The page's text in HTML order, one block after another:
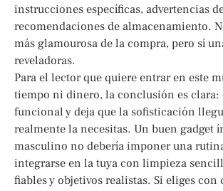
instrucciones específicas, advertencias
recomendaciones de almacenamiento.
más glamourosa de la compra, pero sí
reveladoras.
Para el lector que quiere entrar en este
tiempo ni dinero, la conclusión es clara:
funcional y deja que la sofisticación
realmente la necesitas. Un buen gadget
masculino no debería imponer una
integrarse en la tuya con limpieza
fiables y objetivos realistas. Si eliges con